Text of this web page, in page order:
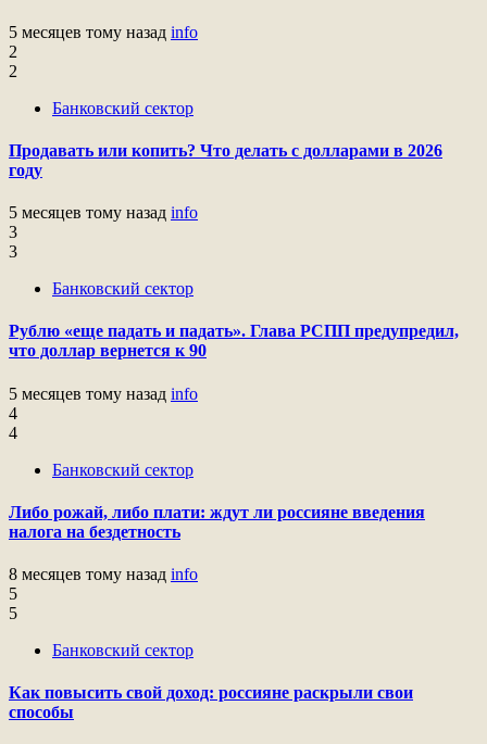
5 месяцев тому назад info
2
2
Банковский сектор
Продавать или копить? Что делать с долларами в 2026
году
5 месяцев тому назад info
3
3
Банковский сектор
Рублю «еще падать и падать». Глава РСПП предупредил,
что доллар вернется к 90
5 месяцев тому назад info
4
4
Банковский сектор
Либо рожай, либо плати: ждут ли россияне введения
налога на бездетность
8 месяцев тому назад info
5
5
Банковский сектор
Как повысить свой доход: россияне раскрыли свои
способы